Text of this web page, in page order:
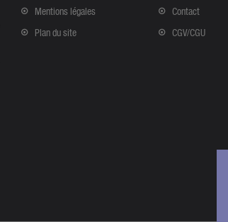
Mentions légales
Plan du site
Contact
CGV/CGU